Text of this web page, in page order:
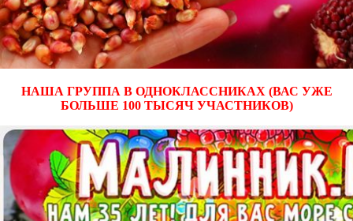
НАША ГРУППА В ОДНОКЛАССНИКАХ (ВАС УЖЕ
БОЛЬШЕ 100 ТЫСЯЧ УЧАСТНИКОВ)